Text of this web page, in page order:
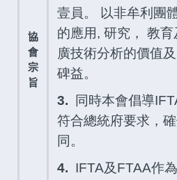
協
會
宗
旨
壹員。 以非牟利團
的應用, 研究， 教
廣技術分析的價值
碑益。
3. 同時本會倡導
符合總統府要求，
同。
4. IFTA及FTAA作